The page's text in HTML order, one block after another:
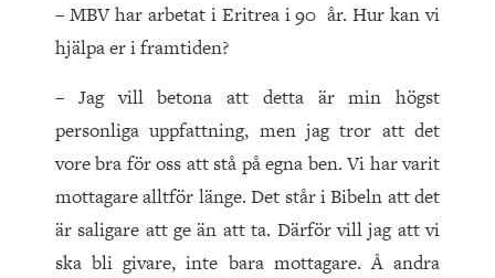
– MBV har arbetat i Eritrea i 90 år. Hur kan vi
hjälpa er i framtiden?
– Jag vill betona att detta är min högst
personliga uppfattning, men jag tror att det
vore bra för oss att stå på egna ben. Vi har varit
mottagare alltför länge. Det står i Bibeln att det
är saligare att ge än att ta. Därför vill jag att vi
ska bli givare, inte bara mottagare. Å andra